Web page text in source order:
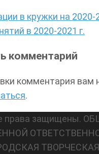
в кружки на 2020-
в 2020-2021 г.
комментарий
комментария вам
.
права защищены.